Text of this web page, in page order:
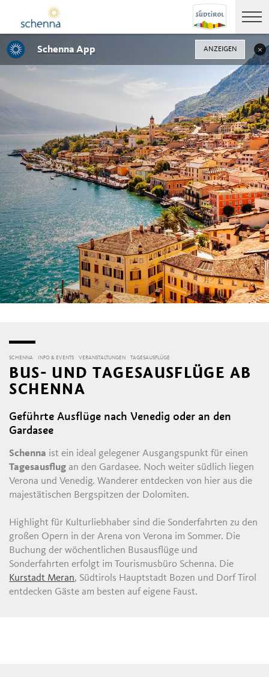
SCHENNA INFO & EVENTS VERANSTALTUNGEN TAGESAUSFLÜGE
BUS- UND TAGESAUSFLÜGE AB
SCHENNA
Geführte Ausflüge nach Venedig oder an den
Gardasee
Schenna ist ein ideal gelegener Ausgangspunkt für einen
Tagesausflug an den Gardasee. Noch weiter südlich liegen
Verona und Venedig. Wanderer entdecken von hier aus die
majestätischen Bergspitzen der Dolomiten.
Highlight für Kulturliebhaber sind die Sonderfahrten zu den
großen Opern in der Arena von Verona im Sommer. Die
Buchung der wöchentlichen Busausflüge und
Sonderfahrten erfolgt im Tourismusbüro Schenna. Die
Kurstadt Meran, Südtirols Hauptstadt Bozen und Dorf Tirol
entdecken Gäste am besten auf eigene Faust.
Schenna App ANZEIGEN